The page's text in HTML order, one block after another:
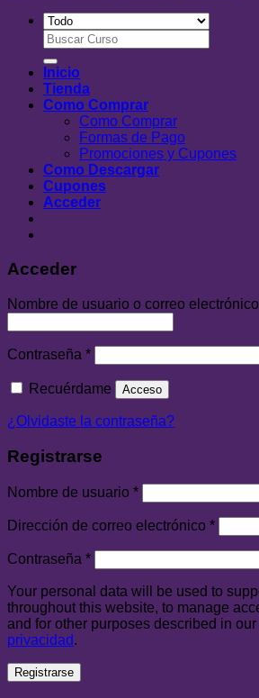
Buscar
por:
Inicio
Tienda
Como Comprar
Como Comprar
Formas de Pago
Promociones y Cupones
Como Descargar
Cupones
Acceder
Acceder
Nombre de usuario o correo electrónico
Contraseña *
Recuérdame Acceso
¿Olvidaste la contraseña?
Registrarse
Nombre de usuario *
Dirección de correo electrónico *
Contraseña *
Your personal data will be used to
throughout this website, to manage
and for other purposes described in our
privacidad.
Registrarse